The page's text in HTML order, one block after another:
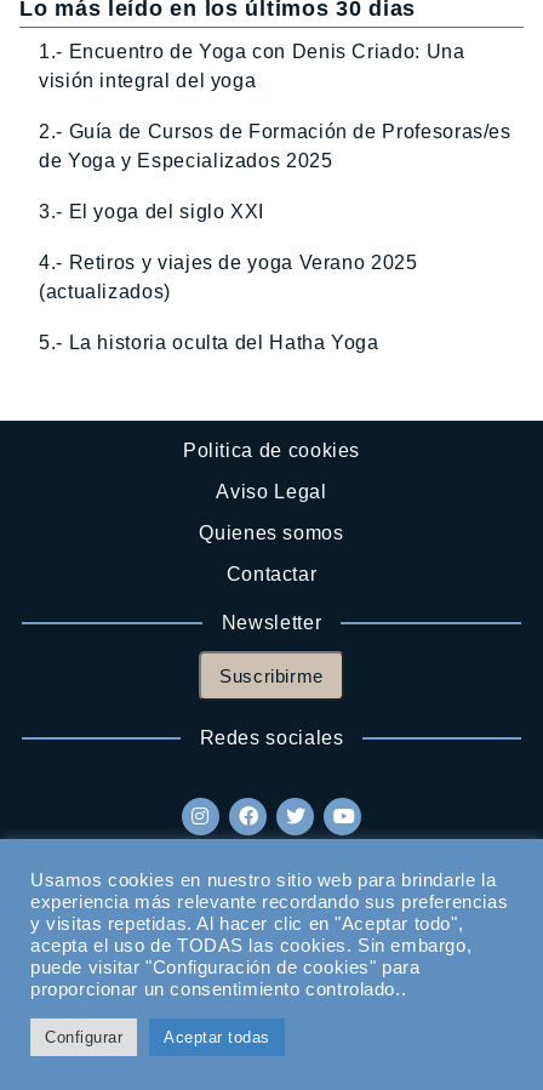
Lo más leído en los últimos 30 dias
1.- Encuentro de Yoga con Denis Criado: Una
visión integral del yoga
2.- Guía de Cursos de Formación de Profesoras/es
de Yoga y Especializados 2025
3.- El yoga del siglo XXI
4.- Retiros y viajes de yoga Verano 2025
(actualizados)
5.- La historia oculta del Hatha Yoga
Politica de cookies
Aviso Legal
Quienes somos
Contactar
Newsletter
Suscribirme
Redes sociales
Usamos cookies en nuestro sitio web para brindarle la
experiencia más relevante recordando sus preferencias
y visitas repetidas. Al hacer clic en "Aceptar todo",
acepta el uso de TODAS las cookies. Sin embargo,
puede visitar "Configuración de cookies" para
proporcionar un consentimiento controlado..
Configurar Aceptar todas